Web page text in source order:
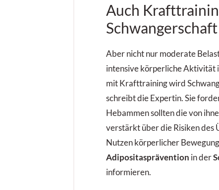
Auch
Aber nicht nur moderate
intensive körperliche Aktivität
mit Krafttraining wird
schreibt die Expertin. Sie
Hebammen sollten die von
verstärkt über die Risiken des
Nutzen körperlicher
Adipositasprävention in der
informieren.